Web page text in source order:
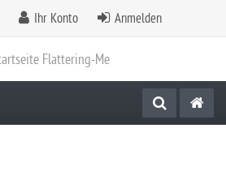
Ihr Konto Anmelden